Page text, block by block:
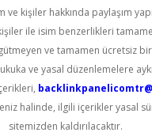
ve kişiler hakkında paylaşım
ile isim benzerlikleri
ve tamamen ücretsiz
ve yasal düzenlemelere
halinde, ilgili içerikler yasal
sitemizden kaldırılacaktır.